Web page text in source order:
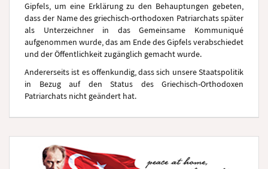
Gipfels, um eine Erklärung zu den Behauptungen gebeten,
dass der Name des griechisch-orthodoxen Patriarchats später
als Unterzeichner in das Gemeinsame Kommuniqué
aufgenommen wurde, das am Ende des Gipfels verabschiedet
und der Öffentlichkeit zugänglich gemacht wurde.
Andererseits ist es offenkundig, dass sich unsere Staatspolitik
in Bezug auf den Status des Griechisch-Orthodoxen
Patriarchats nicht geändert hat.